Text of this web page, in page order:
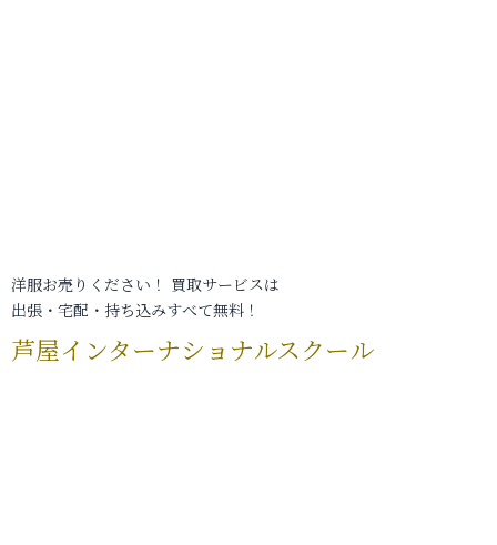
洋服お売りください！ 買取サービスは
出張・宅配・持ち込みすべて無料！
芦屋インターナショナルスクール